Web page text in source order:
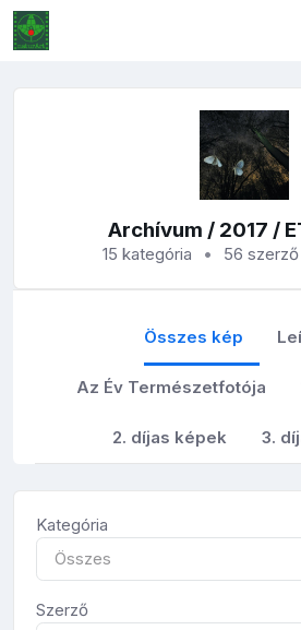
Archívum / 2017 /
15 kategória 56 szerző
Összes kép
Az Év Természetfotója
2. díjas képek 3.
Kategória
Összes
Szerző